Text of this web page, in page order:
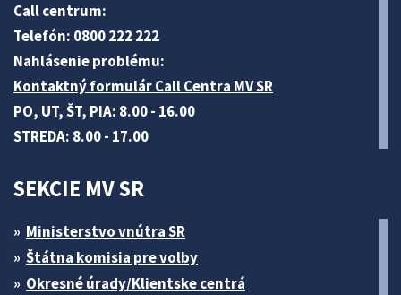
Call centrum:
Telefón: 0800 222 222
Nahlásenie problému:
Kontaktný formulár Call Centra MV SR
PO, UT, ŠT, PIA: 8.00 - 16.00
STREDA: 8.00 - 17.00
SEKCIE MV SR
Ministerstvo vnútra SR
Štátna komisia pre volby
Okresné úrady/Klientske centrá